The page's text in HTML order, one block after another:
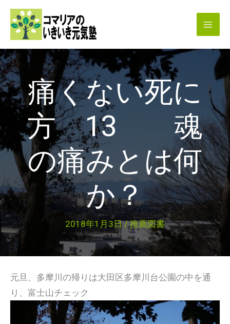
ス
キ
ッ
プ
痛くない死に
方 13 魂
の痛みとは何
か？
2018年1月3日/推薦図書
元旦、多摩川の帰りは大田区多摩川台公園の中を通
り、富士山チェック